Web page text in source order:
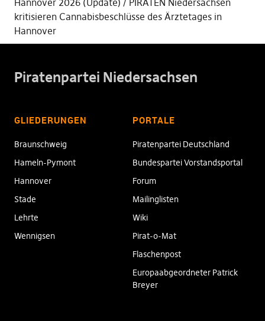
Hannover 2026 (Update)
PIRATEN Niedersachsen
kritisieren Cannabisbeschlüsse des Ärztetages in
Hannover
Piratenpartei Niedersachsen
GLIEDERUNGEN
Braunschweig
Hameln-Pymont
Hannover
Stade
Lehrte
Wennigsen
PORTALE
Piratenpartei Deutschland
Bundespartei Vorstandsportal
Forum
Mailinglisten
Wiki
Pirat-o-Mat
Flaschenpost
Europaabgeordneter Patrick
Breyer